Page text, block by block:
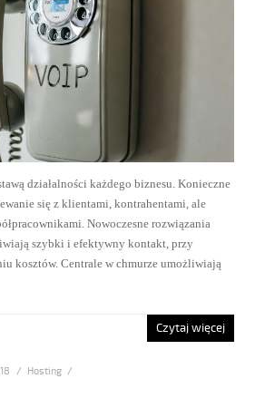
działalności każdego biznesu. Konieczne
się z klientami, kontrahentami, ale
Nowoczesne rozwiązania
szybki i efektywny kontakt, przy
kosztów. Centrale w chmurze umożliwiają
Czytaj więcej
Categories
Hosting